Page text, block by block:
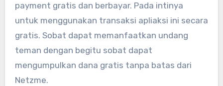
payment gratis dan berbayar. Pada intinya
untuk menggunakan transaksi apliaksi ini secara
gratis. Sobat dapat memanfaatkan undang
teman dengan begitu sobat dapat
mengumpulkan dana gratis tanpa batas dari
Netzme.